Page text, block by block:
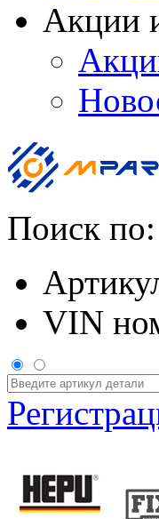
Акции
Поиск по:
VIN